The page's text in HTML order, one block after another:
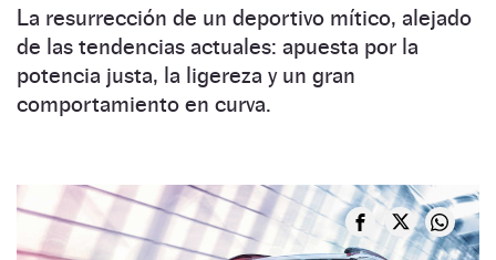
La resurrección de un deportivo mítico, alejado
de las tendencias actuales: apuesta por la
potencia justa, la ligereza y un gran
comportamiento en curva.